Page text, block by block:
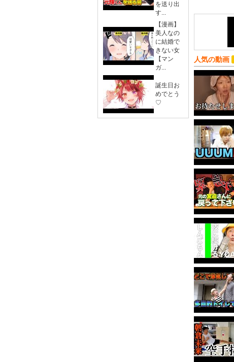
を送り出
す...
【漫画】
美人なの
に結婚で
きない女
【マン
ガ...
誕生日お
めでとう
♡
人気の動画